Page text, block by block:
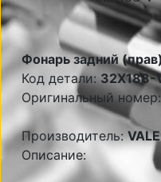
Фонарь задний (прав)
Код детали: 32X188-
Оригинальный номер:
Производитель:
Описание: